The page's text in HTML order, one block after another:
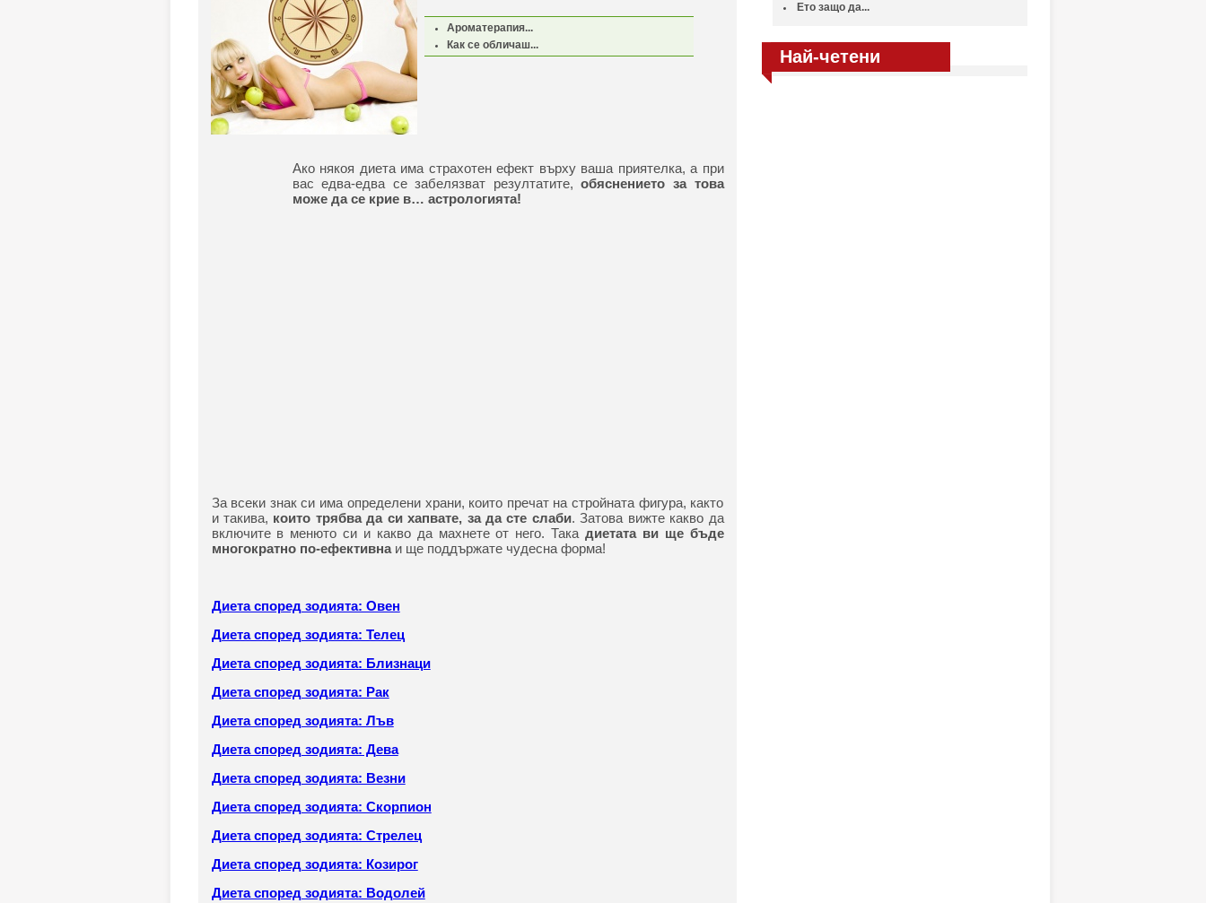
Ароматерапия...
Как се обличаш...
Ако някоя диета има страхотен ефект върху ваша приятелка, а при
вас едва-едва се забелязват резултатите, обяснението за това
може да се крие в… астрологията!
За всеки знак си има определени храни, които пречат на стройната фигура, както
и такива, които трябва да си хапвате, за да сте слаби. Затова вижте какво да
включите в менюто си и какво да махнете от него. Така диетата ви ще бъде
многократно по-ефективнаи ще поддържате чудесна форма!
Диета според зодията: Овен
Диета според зодията: Телец
Диета според зодията: Близнаци
Диета според зодията: Рак
Диета според зодията: Лъв
Диета според зодията: Дева
Диета според зодията: Везни
Диета според зодията: Скорпион
Диета според зодията: Стрелец
Диета според зодията: Козирог
Диета според зодията: Водолей
Ето защо да...
Най-четени